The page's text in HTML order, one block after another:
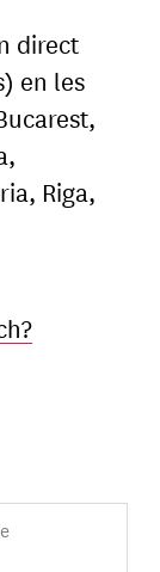
direct
en les
Riga,